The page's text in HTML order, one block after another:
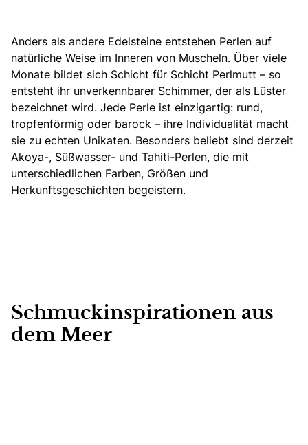
Anders als andere Edelsteine entstehen Perlen auf
natürliche Weise im Inneren von Muscheln. Über viele
Monate bildet sich Schicht für Schicht Perlmutt – so
entsteht ihr unverkennbarer Schimmer, der als Lüster
bezeichnet wird. Jede Perle ist einzigartig: rund,
tropfenförmig oder barock – ihre Individualität macht
sie zu echten Unikaten. Besonders beliebt sind derzeit
Akoya-, Süßwasser- und Tahiti-Perlen, die mit
unterschiedlichen Farben, Größen und
Herkunftsgeschichten begeistern.
Schmuckinspirationen aus
dem Meer